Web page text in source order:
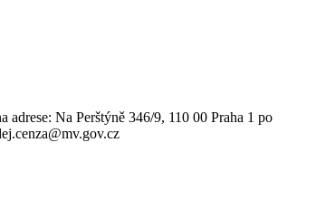
Na Perštýně 346/9, 110 00 Praha 1 po